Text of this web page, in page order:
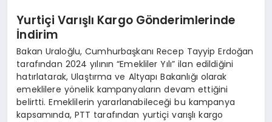
Yurtiçi Varışlı Kargo Gönderimlerinde
İndirim
Bakan Uraloğlu, Cumhurbaşkanı Recep Tayyip Erdoğan
tarafından 2024 yılının “Emekliler Yılı” ilan edildiğini
hatırlatarak, Ulaştırma ve Altyapı Bakanlığı olarak
emeklilere yönelik kampanyaların devam ettiğini
belirtti. Emeklilerin yararlanabileceği bu kampanya
kapsamında, PTT tarafından yurtiçi varışlı kargo